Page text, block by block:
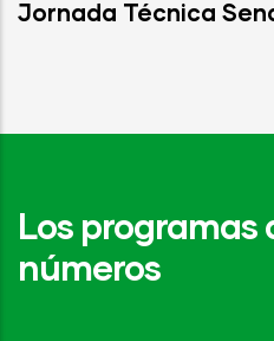
Jornada Técnica
Los programas
números